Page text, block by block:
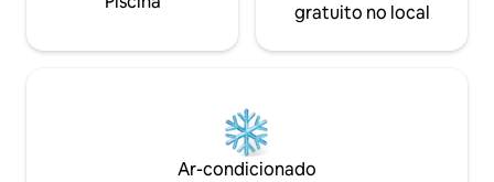
gratuito no local
Ar-condicionado